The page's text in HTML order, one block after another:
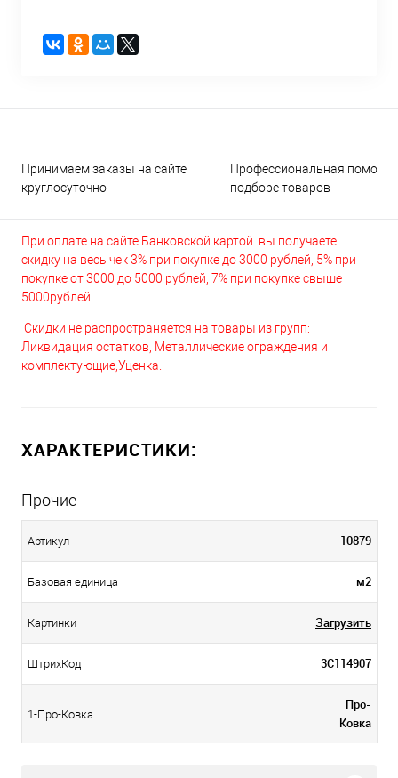
Принимаем заказы на сайте
круглосуточно
Профессиональная помощь
подборе товаров
При оплате на сайте Банковской картой вы получаете
скидку на весь чек 3% при покупке до 3000 рублей, 5% при
покупке от 3000 до 5000 рублей, 7% при покупке свыше
5000рублей.
Скидки не распространяется на товары из групп:
Ликвидация остатков, Металлические ограждения и
комплектующие,Уценка.
ХАРАКТЕРИСТИКИ:
Прочие
Артикул 10879
Базовая единица м2
Картинки Загрузить
ШтрихКод 3С114907
1-Про-Ковка
Про-
Ковка